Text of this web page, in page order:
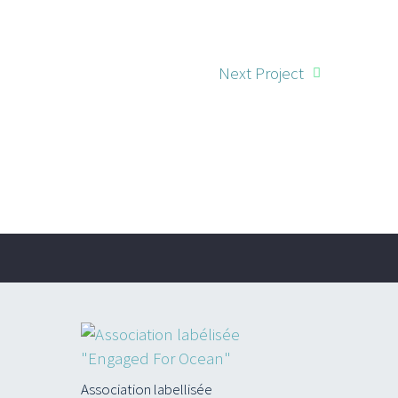
Next Project
Association labellisée